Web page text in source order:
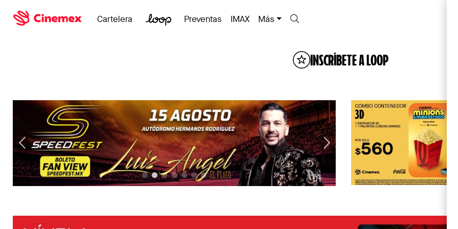
Cartelera Preventas IMAX Más
INSCRÍBETE A LOOP